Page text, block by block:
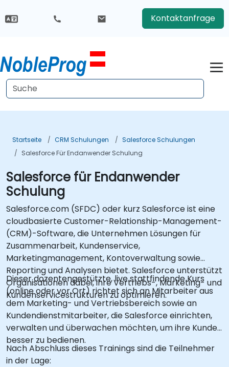
Kontaktanfrage
Startseite CRM Schulungen
Salesforce Schulungen
Salesforce Für Endanwender Schulung
Salesforce für Endanwender
Schulung
Salesforce.com (SFDC) oder kurz Salesforce ist eine
cloudbasierte Customer-Relationship-Management-
(CRM)-Software, die Unternehmen Lösungen für
Zusammenarbeit, Kundenservice,
Marketingmanagement, Kontoverwaltung sowie
Reporting und Analysen bietet. Salesforce unterstützt
Organisationen dabei, ihre Vertriebs-, Marketing- und
Kundenservicestrukturen zu optimieren.
Dieser dozentengestützte, live stattfindende Kurs
(online oder vor Ort) richtet sich an Mitarbeiter aus
dem Marketing- und Vertriebsbereich sowie an
Kundendienstmitarbeiter, die Salesforce einrichten,
verwalten und überwachen möchten, um ihre Kunden
besser zu bedienen.
Nach Abschluss dieses Trainings sind die Teilnehmer
in der Lage: